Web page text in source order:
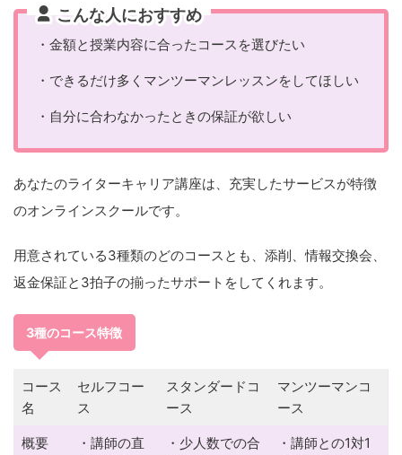
こんな人におすすめ
・金額と授業内容に合ったコースを選びたい
・できるだけ多くマンツーマンレッスンをしてほしい
・自分に合わなかったときの保証が欲しい
あなたのライターキャリア講座は、充実したサービスが特徴
のオンラインスクールです。
用意されている3種類のどのコースとも、添削、情報交換会、
返金保証と3拍子の揃ったサポートをしてくれます。
3種のコース特徴
コース
名
セルフコー
ス
スタンダードコ
ース
マンツーマンコ
ース
概要
・講師の直
・少人数での合
・講師との1対1